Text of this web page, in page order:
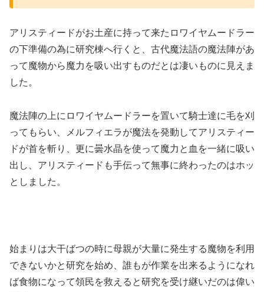
アリスティードがお土産に持って来たロワイヤムードラー
の下準備の為に研究棟へ行くと、古代魔法語の魔法陣があ
って魔物から魔力を吸い出すものだとは凄いものに見えま
した。
魔法陣の上にロワイヤムードラーを置いて騎士達に毛を刈
ってもらい、メルフィエラが魔法を発動してアリスティー
ドが首を斬り、更に曇水晶を使って魔力と血を一緒に吸い
出し、アリスティードも手伝って無事に終わったのはホッ
としました。
始まりは大干ばつの時に母親が大量に発生する魔物を利用
できないかと研究を始め、誰もが作業を出来るようになれ
ば食物になって領民を救えると研究を受け継いだのは偉い